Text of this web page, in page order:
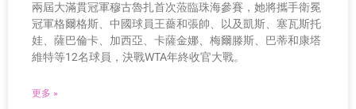
兩屆大滿貫冠軍穆古魯扎首次蒞臨珠海參賽，她將攜手衛冕
冠軍格爾格斯、中國球員王薔和張帥、以及凱斯、塞瓦斯托
娃、薩巴倫卡、加西亞、卡薩金娜、梅爾滕斯、巴蒂和康塔
維特等12名球員，決戰WTA年終收官大戰。
更多 »